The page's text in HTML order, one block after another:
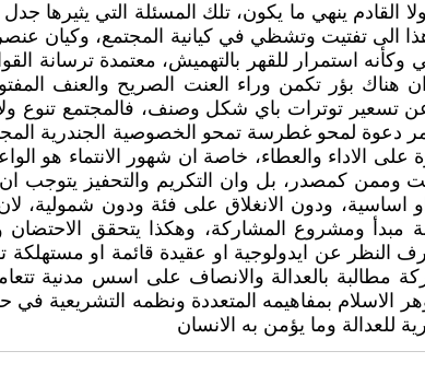
ينهي ما يكون، تلك المسئلة التي يثيرها
تفتيت وتشظي في كيانية المجتمع، وكيان عنصر
استمرار للقهر بالتهميش، معتمدة ترسانة
ان هناك بؤر تكمن وراء العنت الصريح والعنف
تسعير توترات باي شكل وصنف، فالمجتمع تنوع
دعوة لمحو غطرسة تمحو الخصوصية الجندرية
الاداء والعطاء، خاصة ان شهور الانتماء هو
بل وان التكريم والتحفيز يتوجب ان يكون
ودون الانغلاق على فئة ودون شمولية،
مبدأ ومشروع المشاركة، وهكذا يتحقق
عن ايدولوجية او عقيدة قائمة او مستهلكة
مطالبة بالعدالة والانصاف على اسس مدنية
بمفاهيمه المتعددة ونظمه التشريعية في
للعدالة وما يؤمن به الانسان